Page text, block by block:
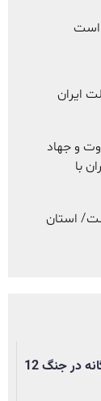
است
ایران
و جهاد
با
استان
درسهای استراتژیک هفتگانه در جنگ 12